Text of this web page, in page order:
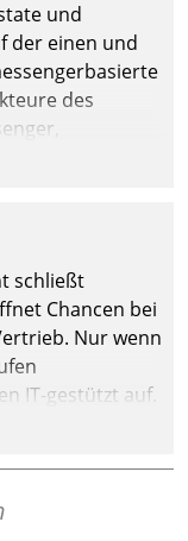
und
der einen und
des
oder
schließt
Chancen bei
Nur wenn
IT-gestützt auf.